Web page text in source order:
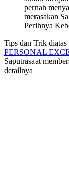
pernah
merasakan
Perihnya
Tips dan Trik
PERSONAL
Saputrasaat
detailnya